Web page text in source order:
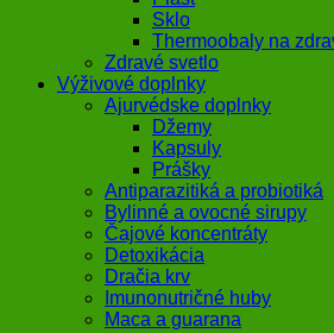
Sklo
Thermoobaly na
Zdravé svetlo
Výživové doplnky
Ajurvédske doplnky
Džemy
Kapsuly
Prášky
Antiparazitiká a probiotiká
Bylinné a ovocné sirupy
Čajové koncentráty
Detoxikácia
Dračia krv
Imunonutričné huby
Maca a guarana